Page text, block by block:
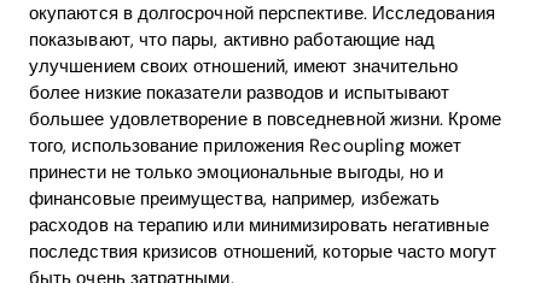
окупаются в долгосрочной перспективе. Исследования
показывают, что пары, активно работающие над
улучшением своих отношений, имеют значительно
более низкие показатели разводов и испытывают
большее удовлетворение в повседневной жизни. Кроме
того, использование приложения Recoupling может
принести не только эмоциональные выгоды, но и
финансовые преимущества, например, избежать
расходов на терапию или минимизировать негативные
последствия кризисов отношений, которые часто могут
быть очень затратными.